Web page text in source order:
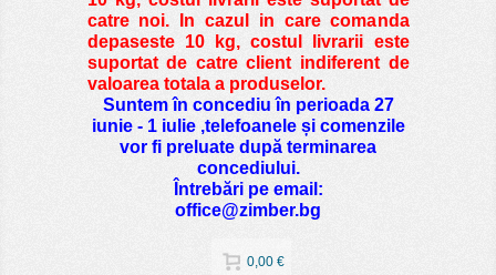
catre noi. In cazul in care comanda
depaseste 10 kg, costul livrarii este
suportat de catre client indiferent de
valoarea totala a produselor.
Suntem în concediu în perioada 27
iunie - 1 iulie ,telefoanele și comenzile
vor fi preluate după terminarea
concediului.
Întrebări pe email:
office@zimber.bg
0,00 €